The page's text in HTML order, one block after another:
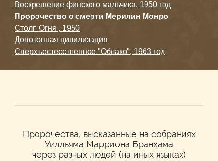
Воскрешение финского мальчика, 1950 год
Пророчество о смерти Мерилин Монро
Столп Огня , 1950
Допотопная цивилизация
Сверхъестесственное "Облако", 1963 год
Пророчества, высказанные на собраниях
Уилльяма Марриона Бранхама
через разных людей (на иных языках)